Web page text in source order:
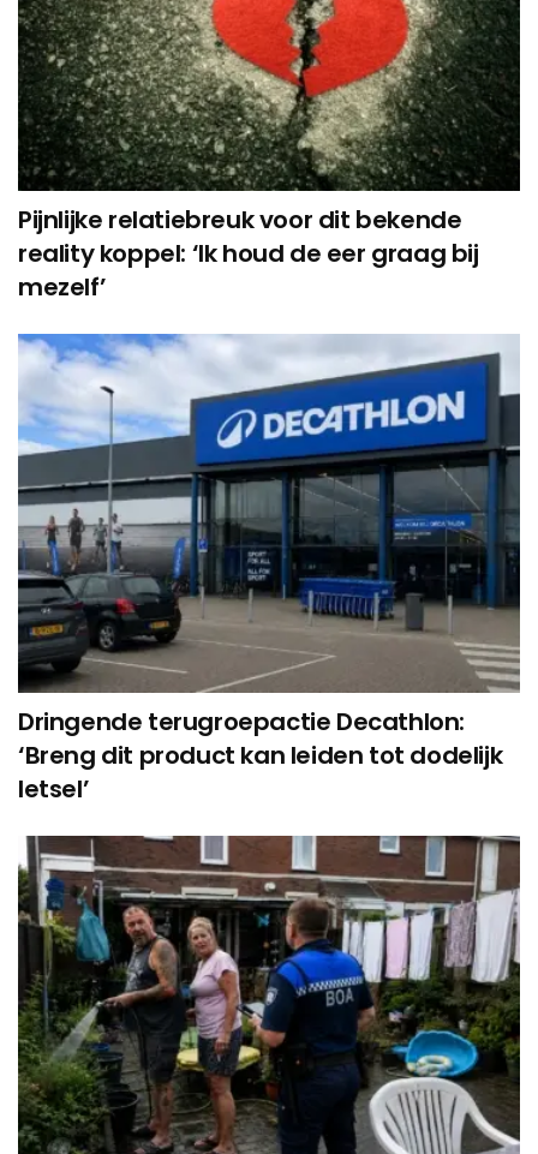
Pijnlijke relatiebreuk voor dit bekende
reality koppel: ‘Ik houd de eer graag bij
mezelf’
Dringende terugroepactie Decathlon:
‘Breng dit product kan leiden tot dodelijk
letsel’